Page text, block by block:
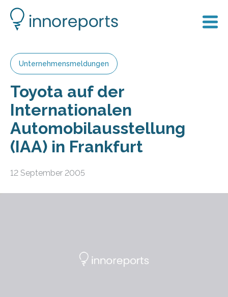
Unternehmensmeldungen
Toyota auf der
Internationalen
Automobilausstellung
(IAA) in Frankfurt
12 September 2005